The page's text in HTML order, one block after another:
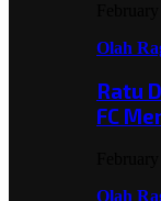
Olah
Ratu
FC
Olah